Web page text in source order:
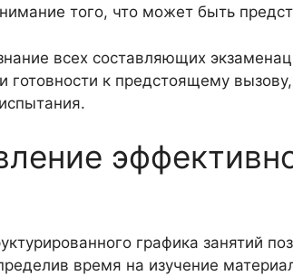
того, что может быть
всех составляющих
готовности к предстоящему
графика занятий
время на изучение